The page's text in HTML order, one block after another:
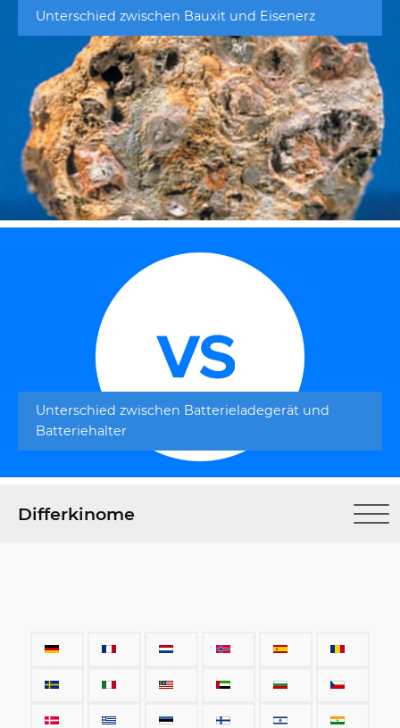
Unterschied zwischen Bauxit und Eisenerz
Unterschied zwischen Batterieladegerät und
Batteriehalter
Differkinome